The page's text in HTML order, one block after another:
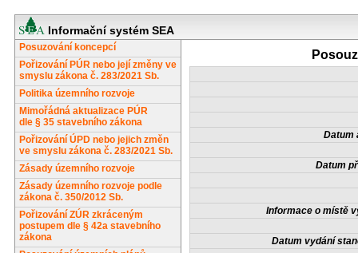
Informační systém SEA
Posuzování koncepcí
Pořizování PÚR nebo její změny ve
smyslu zákona č. 283/2021 Sb.
Politika územního rozvoje
Mimořádná aktualizace PÚR
dle § 35 stavebního zákona
Pořizování ÚPD nebo jejich změn
ve smyslu zákona č. 283/2021 Sb.
Zásady územního rozvoje
Zásady územního rozvoje podle
zákona č. 350/2012 Sb.
Pořizování ZÚR zkráceným
postupem dle § 42a stavebního
zákona
Datum
Datum
Informace o místě
Datum vydání